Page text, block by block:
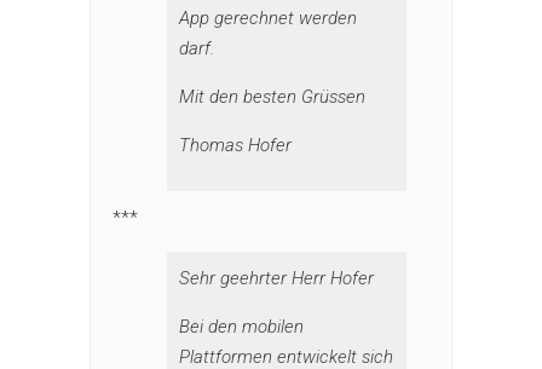
App gerechnet werden
darf.
Mit den besten Grüssen
Thomas Hofer
***
Sehr geehrter Herr Hofer
Bei den mobilen
Plattformen entwickelt sich